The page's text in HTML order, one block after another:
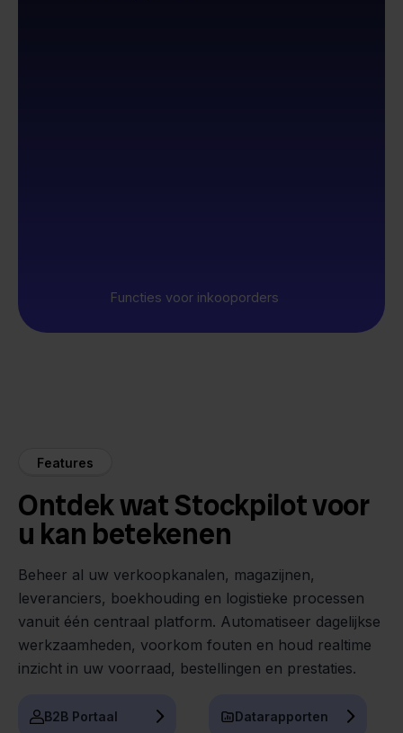
Functies voor inkooporders
Features
Ontdek wat Stockpilot voor
u kan betekenen
Beheer al uw verkoopkanalen, magazijnen,
leveranciers, boekhouding en logistieke processen
vanuit één centraal platform. Automatiseer dagelijkse
werkzaamheden, voorkom fouten en houd realtime
inzicht in uw voorraad, bestellingen en prestaties.
B2B Portaal Datarapporten